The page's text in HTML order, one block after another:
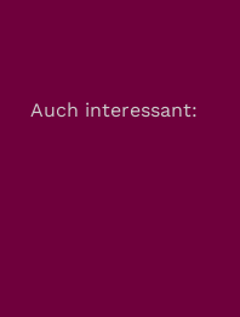
Auch interessant: